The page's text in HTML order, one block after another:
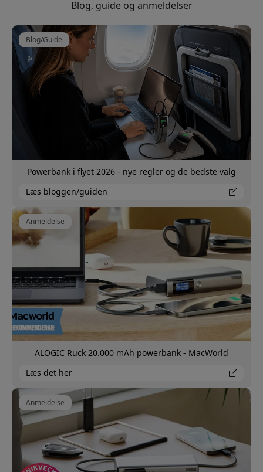
Blog, guide og anmeldelser
Blog/Guide
Powerbank i flyet 2026 - nye regler og de bedste valg
Læs bloggen/guiden
Anmeldelse
ALOGIC Ruck 20.000 mAh powerbank - MacWorld
Læs det her
Anmeldelse